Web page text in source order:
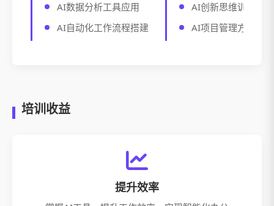
AI数据分析工具应用
AI自动化工作流程搭建
AI创新思维训练
AI项目管理方法
培训收益
提升效率